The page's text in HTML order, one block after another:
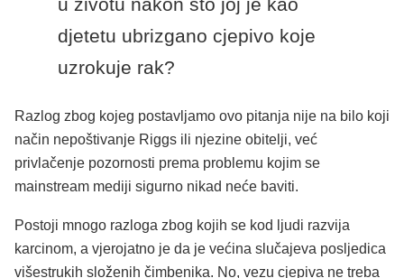
djetetu ubrizgano cjepivo koje
uzrokuje rak?
Razlog zbog kojeg postavljamo ovo pitanja nije na bilo koji
način nepoštivanje Riggs ili njezine obitelji, već
privlačenje pozornosti prema problemu kojim se
mainstream mediji sigurno nikad neće baviti.
Postoji mnogo razloga zbog kojih se kod ljudi razvija
karcinom, a vjerojatno je da je većina slučajeva posljedica
višestrukih složenih čimbenika. No, vezu cjepiva ne treba